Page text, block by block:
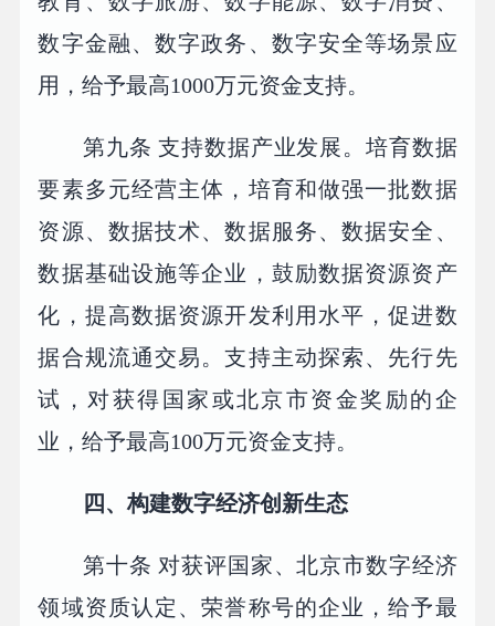
数字金融、数字政务、数字安全等场景应
用，给予最高1000万元资金支持。
第九条 支持数据产业发展。培育数据
要素多元经营主体，培育和做强一批数据
资源、数据技术、数据服务、数据安全、
数据基础设施等企业，鼓励数据资源资产
化，提高数据资源开发利用水平，促进数
据合规流通交易。支持主动探索、先行先
试，对获得国家或北京市资金奖励的企
业，给予最高100万元资金支持。
四、构建数字经济创新生态
第十条 对获评国家、北京市数字经济
领域资质认定、荣誉称号的企业，给予最